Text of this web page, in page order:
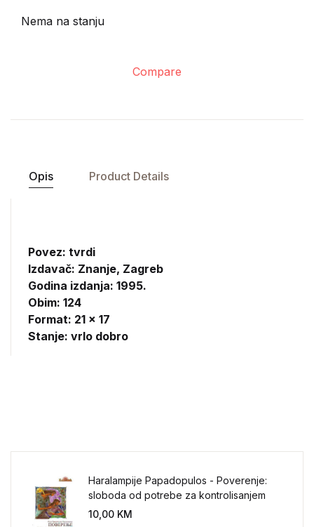
Nema na stanju
Compare
Opis Product Details
Povez: tvrdi
Izdavač: Znanje, Zagreb
Godina izdanja: 1995.
Obim: 124
Format: 21 x 17
Stanje: vrlo dobro
Haralampije Papadopulos - Poverenje:
sloboda od potrebe za kontrolisanjem
sveta
10,00 KM